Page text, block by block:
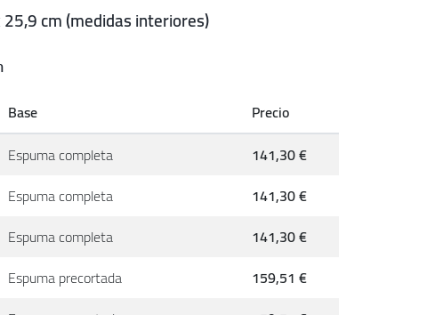
cm (medidas interiores)
Base
Precio
Espuma completa
141,30 €
Espuma completa
141,30 €
Espuma completa
141,30 €
Espuma precortada
159,51 €